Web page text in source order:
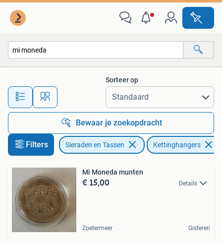
Alle afstanden…
Sorteer op
Bewaar je zoekopdracht
Filters Sieraden en Tassen Kettinghangers
Mi Moneda munten
€ 15,00 Details
Zoetermeer Gisteren